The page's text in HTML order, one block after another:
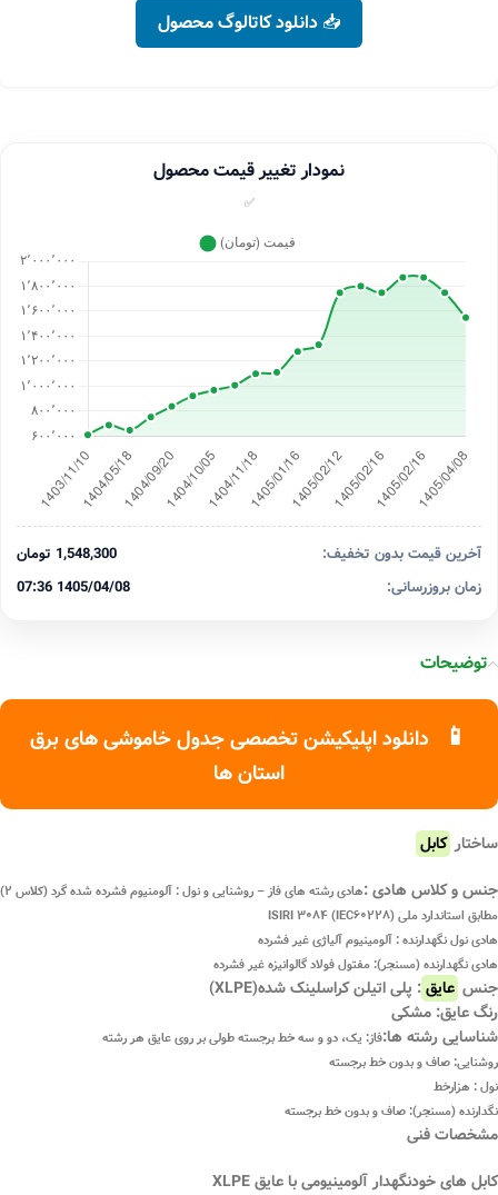
📥 دانلود کاتالوگ محصول
نمودار تغییر قیمت محصول
✅
آخرین قیمت بدون تخفیف:
1,548,300 تومان
زمان بروزرسانی:
1405/04/08 07:36
توضیحات
📱
دانلود اپلیکیشن تخصصی جدول خاموشی های برق
استان ها
ساختار کابل
جنس و کلاس هادی :
هادی رشته های فاز – روشنایی و نول : آلومنیوم فشرده شده گرد (کلاس ۲)
مطابق استاندارد ملی ISIRI ۳۰۸۴ (IEC۶۰۲۲۸)
هادی نول نگهدارنده : آلومینیوم آلیاژی غیر فشرده
هادی نگهدارنده (مسنجر): مفتول فولاد گالوانیزه غیر فشرده
جنس عایق: پلی اتیلن کراسلینک شده(XLPE)
رنگ عایق: مشکی
شناسایی رشته ها:فاز: یک، دو و سه خط برجسته طولی بر روی عایق هر رشته
روشنایی: صاف و بدون خط برجسته
نول : هزارخط
نگدارنده (مسنجر): صاف و بدون خط برجسته
مشخصات فنی
کابل های خودنگهدار آلومینیومی با عایق XLPE